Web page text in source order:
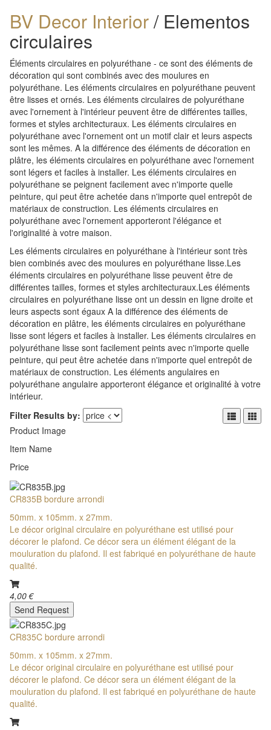
BV Decor Interior/ Elementos
circulaires
Éléments circulaires en polyuréthane - ce sont des éléments de
décoration qui sont combinés avec des moulures en
polyuréthane. Les éléments circulaires en polyuréthane peuvent
être lisses et ornés. Les éléments circulaires de polyuréthane
avec l'ornement à l'intérieur peuvent être de différentes tailles,
formes et styles architecturaux. Les éléments circulaires en
polyuréthane avec l'ornement ont un motif clair et leurs aspects
sont les mêmes. A la différence des éléments de décoration en
plâtre, les éléments circulaires en polyuréthane avec l'ornement
sont légers et faciles à installer. Les éléments circulaires en
polyuréthane se peignent facilement avec n'importe quelle
peinture, qui peut être achetée dans n'importe quel entrepôt de
matériaux de construction. Les éléments circulaires en
polyuréthane avec l'ornement apporteront l'élégance et
l'originalité à votre maison.
Les éléments circulaires en polyuréthane à l'intérieur sont très
bien combinés avec des moulures en polyuréthane lisse.Les
éléments circulaires en polyuréthane lisse peuvent être de
différentes tailles, formes et styles architecturaux.Les éléments
circulaires en polyuréthane lisse ont un dessin en ligne droite et
leurs aspects sont égaux A la différence des éléments de
décoration en plâtre, les éléments circulaires en polyuréthane
lisse sont légers et faciles à installer. Les éléments circulaires en
polyuréthane lisse sont facilement peints avec n'importe quelle
peinture, qui peut être achetée dans n'importe quel entrepôt de
matériaux de construction. Les éléments angulaires en
polyuréthane angulaire apporteront élégance et originalité à votre
intérieur.
Filter Results by:
Product Image
Item Name
Price
CR835B bordure arrondi
50mm. x 105mm. x 27mm.
Le décor original circulaire en polyuréthane est utilisé pour
décorer le plafond. Ce décor sera un élément élégant de la
mouluration du plafond. Il est fabriqué en polyuréthane de haute
qualité.
4,00 €
Send Request
CR835C bordure arrondi
50mm. x 105mm. x 27mm.
Le décor original circulaire en polyuréthane est utilisé pour
décorer le plafond. Ce décor sera un élément élégant de la
mouluration du plafond. Il est fabriqué en polyuréthane de haute
qualité.